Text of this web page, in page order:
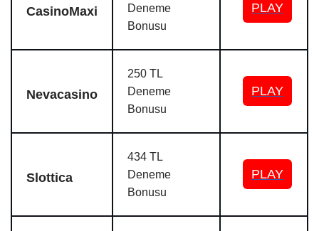
CasinoMaxi
Deneme
Bonusu
PLAY
Nevacasino
250 TL
Deneme
Bonusu
PLAY
Slottica
434 TL
Deneme
Bonusu
PLAY